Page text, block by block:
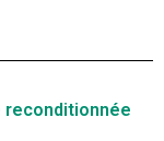
reconditionnée